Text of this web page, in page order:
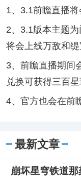
1、3.1前瞻直播将
2、3.1版本主题
将会上线万敌和缇
3、前瞻直播期间
兑换可获得三百星
4、官方也会在前
最新文章
崩坏星穹铁道